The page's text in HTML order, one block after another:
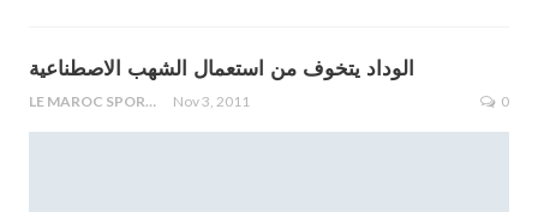
الوداد يتخوف من استعمال الشهب الاصطناعية
LE MAROC SPORTIF Nov 3, 2011 0